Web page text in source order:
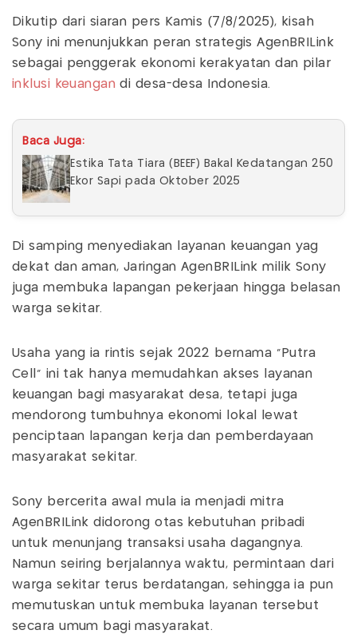
Dikutip dari siaran pers Kamis (7/8/2025), kisah
Sony ini menunjukkan peran strategis AgenBRILink
sebagai penggerak ekonomi kerakyatan dan pilar
inklusi keuangan di desa-desa Indonesia.
Baca Juga:
Estika Tata Tiara (BEEF) Bakal Kedatangan 250
Ekor Sapi pada Oktober 2025
Di samping menyediakan layanan keuangan yag
dekat dan aman, Jaringan AgenBRILink milik Sony
juga membuka lapangan pekerjaan hingga belasan
warga sekitar.
Usaha yang ia rintis sejak 2022 bernama “Putra
Cell” ini tak hanya memudahkan akses layanan
keuangan bagi masyarakat desa, tetapi juga
mendorong tumbuhnya ekonomi lokal lewat
penciptaan lapangan kerja dan pemberdayaan
masyarakat sekitar.
Sony bercerita awal mula ia menjadi mitra
AgenBRILink didorong otas kebutuhan pribadi
untuk menunjang transaksi usaha dagangnya.
Namun seiring berjalannya waktu, permintaan dari
warga sekitar terus berdatangan, sehingga ia pun
memutuskan untuk membuka layanan tersebut
secara umum bagi masyarakat.